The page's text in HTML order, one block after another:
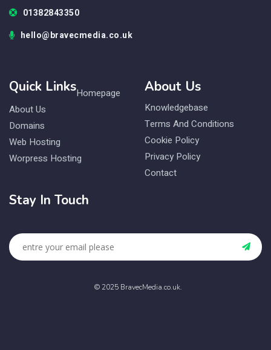
01382843350
hello@bravecmedia.co.uk
Quick LinksHomepage
About Us
Domains
Web Hosting
Worpress Hosting
About Us
Knowledgebase
Terms And Conditions
Cookie Policy
Privacy Policy
Contact
Stay In Touch
© 2025 BravecMedia.co.uk.